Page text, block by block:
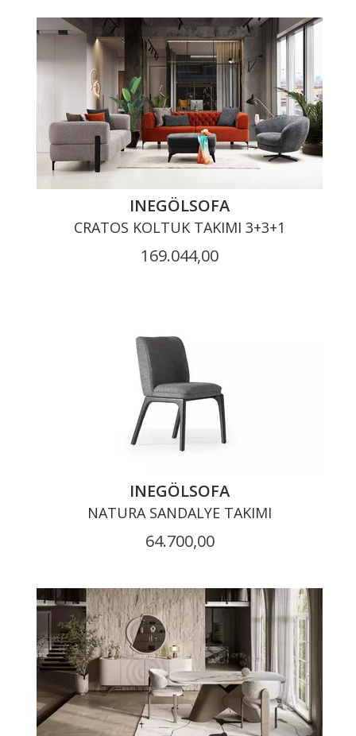
INEGÖLSOFA
CRATOS KOLTUK TAKIMI 3+3+1
169.044,00
INEGÖLSOFA
NATURA SANDALYE TAKIMI
64.700,00